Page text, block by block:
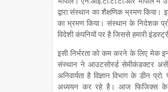
द्वारा संस्थान का शैक्षणिक भ्रमण किया।
का भ्रमण किया। संस्थान के निदेशक
विदेशी कंपनियों पर है जिससे हमारी
इसी निर्भरता को कम करने के लिए मेक
संस्थान ने आउटसोर्स्ड सेमीकंडक्टर
अनिवार्यता है विज्ञान विभाग के डीन
अध्ययन कर रहे है। आज फिजिक्स के